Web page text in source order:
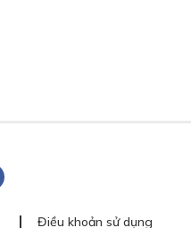
Điều khoản sử dụng